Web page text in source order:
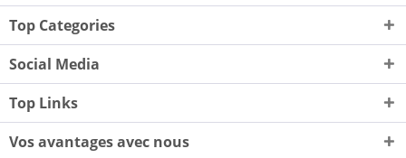
Top Categories
Social Media
Top Links
Vos avantages avec nous